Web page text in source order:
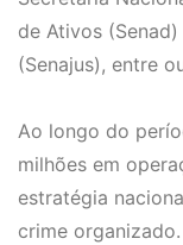
de Ativos
(Senajus), entre
Ao longo do
milhões em
estratégia
crime organizado.